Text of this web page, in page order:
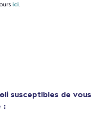
ici.
susceptibles de vous
: